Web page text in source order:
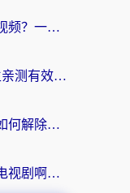
海外党别愁！国外怎么看优酷视频？一招解决追剧、看直播难题
海外可以看b站吗手机？留学生亲测有效的回国加速指南
海外党必看：腾讯视频在国外如何解除地域限制？附优酷咪咕使用指南
在国外用什么软件能看国内的电视剧啊？留学生亲测有效的回国加速方案